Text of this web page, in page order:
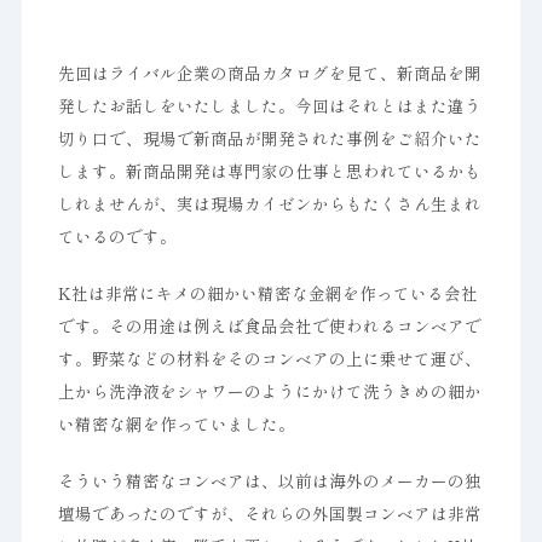
先回はライバル企業の商品カタログを見て、新商品を開
発したお話しをいたしました。今回はそれとはまた違う
切り口で、現場で新商品が開発された事例をご紹介いた
します。新商品開発は専門家の仕事と思われているかも
しれませんが、実は現場カイゼンからもたくさん生まれ
ているのです。
K社は非常にキメの細かい精密な金網を作っている会社
です。その用途は例えば食品会社で使われるコンベアで
す。野菜などの材料をそのコンベアの上に乗せて運び、
上から洗浄液をシャワーのようにかけて洗うきめの細か
い精密な網を作っていました。
そういう精密なコンベアは、以前は海外のメーカーの独
壇場であったのですが、それらの外国製コンベアは非常